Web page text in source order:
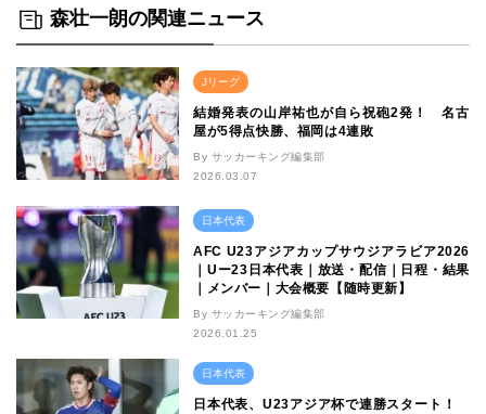
森壮一朗の関連ニュース
Jリーグ
結婚発表の山岸祐也が自ら祝砲2発！ 名古
屋が5得点快勝、福岡は4連敗
By サッカーキング編集部
2026.03.07
日本代表
AFC U23アジアカップサウジアラビア2026
｜Uー23日本代表｜放送・配信｜日程・結果
｜メンバー｜大会概要【随時更新】
By サッカーキング編集部
2026.01.25
日本代表
日本代表、U23アジア杯で連勝スタート！